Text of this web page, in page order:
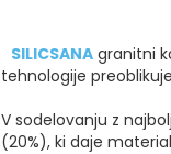
SILICSANAgranitni
tehnologije
V sodelovanju z
(20%), ki daje